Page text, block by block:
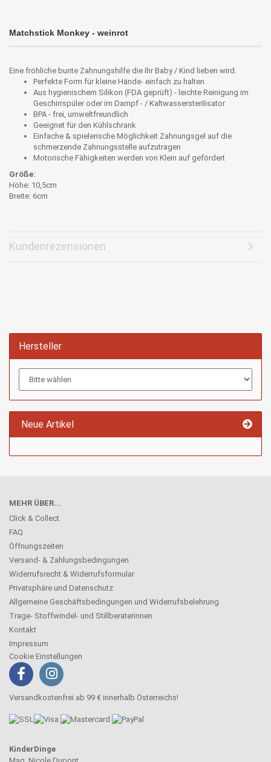
Matchstick Monkey - weinrot
Eine fröhliche bunte Zahnungshilfe die Ihr Baby / Kind lieben wird.
Perfekte Form für kleine Hände- einfach zu halten
Aus hygienischem Silikon (FDA geprüft) - leichte Reinigung im
Geschirrspüler oder im Dampf - / Kaltwassersterilisator
BPA - frei, umweltfreundlich
Geeignet für den Kühlschrank
Einfache & spielerische Möglichkeit Zahnungsgel auf die
schmerzende Zahnungsstelle aufzutragen
Motorische Fähigkeiten werden von Klein auf gefördert
Größe:
Höhe: 10,5cm
Breite: 6cm
Kundenrezensionen
Hersteller
Neue Artikel
MEHR ÜBER...
Click & Collect
FAQ
Öffnungszeiten
Versand- & Zahlungsbedingungen
Widerrufsrecht & Widerrufsformular
Privatsphäre und Datenschutz
Allgemeine Geschäftsbedingungen und Widerrufsbelehrung
Trage- Stoffwindel- und Stillberaterinnen
Kontakt
Impressum
Cookie Einstellungen
Versandkostenfrei ab 99 € innerhalb Österreichs!
KinderDinge